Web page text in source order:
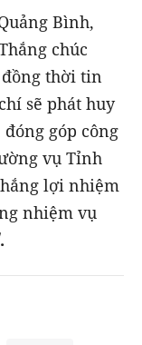
Bình,
chúc
thời tin
sẽ phát huy
góp công
vụ Tỉnh
lợi nhiệm
nhiệm vụ